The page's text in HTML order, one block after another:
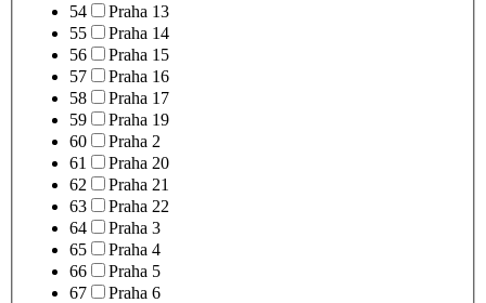
54
Praha 13
55
Praha 14
56
Praha 15
57
Praha 16
58
Praha 17
59
Praha 19
60
Praha 2
61
Praha 20
62
Praha 21
63
Praha 22
64
Praha 3
65
Praha 4
66
Praha 5
67
Praha 6